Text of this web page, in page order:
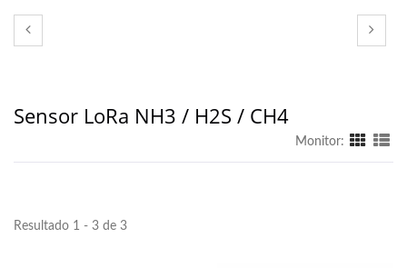
Sensor LoRa NH3 / H2S / CH4
Monitor:
Resultado 1 - 3 de 3